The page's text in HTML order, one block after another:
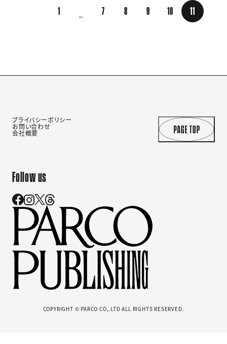
1 7 8 9 10 11
プライバシーポリシー
お問い合わせ
会社概要
Follow us
COPYRIGHT © PARCO CO,.LTD ALL RIGHTS RESERVED.